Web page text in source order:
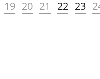
19 20 21 22 23